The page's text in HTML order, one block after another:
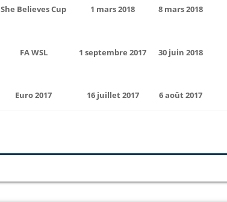
She Believes Cup 1 mars 2018 8 mars 2018
FA WSL 1 septembre 2017 30 juin 2018
Euro 2017 16 juillet 2017 6 août 2017